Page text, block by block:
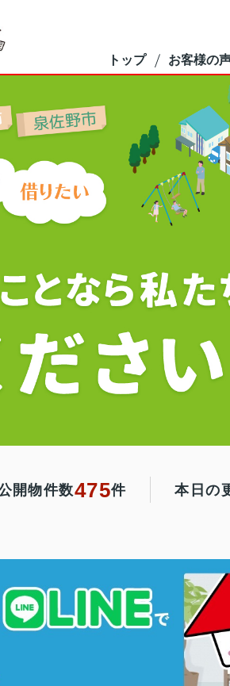
トップ お客様の
開物件数475件 本日の